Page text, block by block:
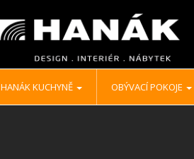
HANÁK KUCHYNĚ OBÝVACÍ POKOJE